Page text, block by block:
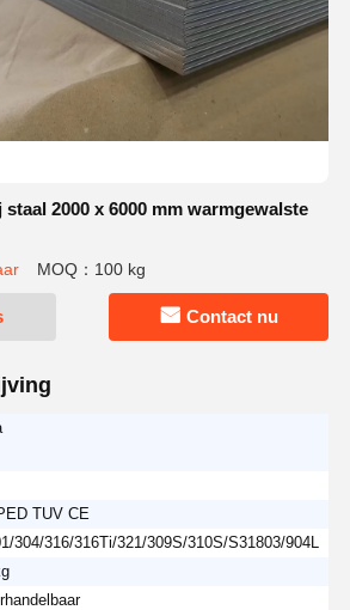
2000 x 6000 mm warmgewalste
MOQ：100 kg
Contact nu
TUV CE
304/316/316Ti/321/309S/310S/S31803/904L